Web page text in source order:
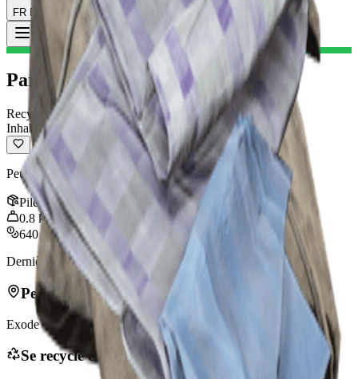
FR Français
Toggle Menu Objet : Parachute Cassé
Parachute Cassé
Recyclable
Inhabituel
Peut être recyclé en matériaux d'artisanat.
Pile:3
0.8 kg
640
Dernière mise à jour
Dec 07, 2025
Peut se trouver dans
Exode
Se recycle en